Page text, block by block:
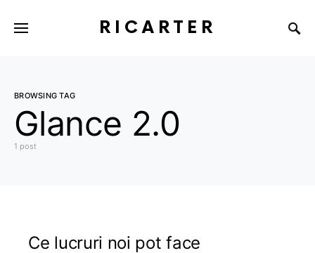
RICARTER
BROWSING TAG
Glance 2.0
1 post
Ce lucruri noi pot face